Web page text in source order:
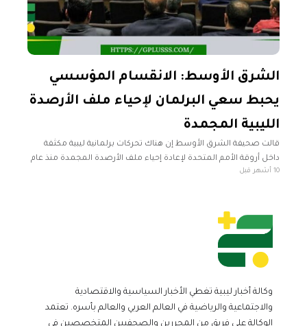
الشرق الأوسط: الانقسام المؤسسي
يحبط سعي البرلمان لإحياء ملف الأرصدة
الليبية المجمدة
قالت صحيفة الشرق الأوسط إن هناك تحركات برلمانية ليبية مكثفة
داخل أروقة الأمم المتحدة لإعادة إحياء ملف الأرصدة المجمدة منذ عام
2011، في محاولة لإقناع الدول الأعضاء ومجلس الأمن بدعم
10 أشهر قبل
وكالة أخبار ليبية تغطي الأخبار السياسية والاقتصادية
والاجتماعية والرياضية في العالم العربي والعالم بأسره. تعتمد
الوكالة على فريق من المحررين والصحفيين المتخصصين في